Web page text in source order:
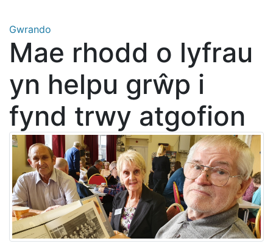
Gwrando
Mae rhodd o lyfrau
yn helpu grŵp i
fynd trwy atgofion